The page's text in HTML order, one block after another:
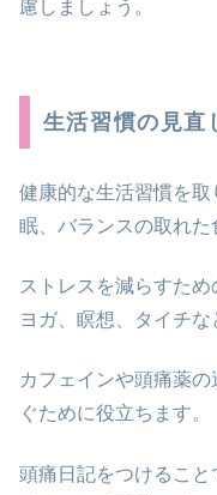
慮しましょう。
生活習慣の見直
健康的な生活習慣を
眠、バランスの取れた
ストレスを減らすため
ヨガ、瞑想、タイチな
カフェインや頭痛薬
ぐために役立ちます。
頭痛日記をつけるこ